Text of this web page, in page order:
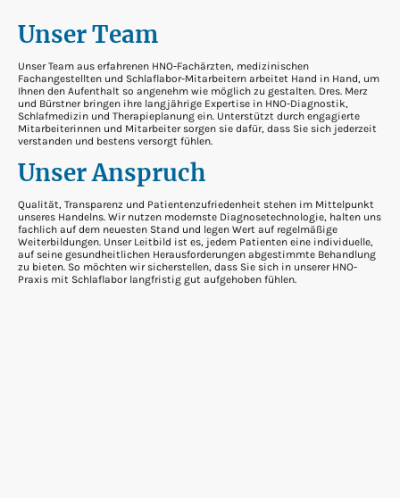
Unser Team
Unser Team aus erfahrenen HNO-Fachärzten, medizinischen
Fachangestellten und Schlaflabor-Mitarbeitern arbeitet Hand in Hand, um
Ihnen den Aufenthalt so angenehm wie möglich zu gestalten. Dres. Merz
und Bürstner bringen ihre langjährige Expertise in HNO-Diagnostik,
Schlafmedizin und Therapieplanung ein. Unterstützt durch engagierte
Mitarbeiterinnen und Mitarbeiter sorgen sie dafür, dass Sie sich jederzeit
verstanden und bestens versorgt fühlen.
Unser Anspruch
Qualität, Transparenz und Patientenzufriedenheit stehen im Mittelpunkt
unseres Handelns. Wir nutzen modernste Diagnosetechnologie, halten uns
fachlich auf dem neuesten Stand und legen Wert auf regelmäßige
Weiterbildungen. Unser Leitbild ist es, jedem Patienten eine individuelle,
auf seine gesundheitlichen Herausforderungen abgestimmte Behandlung
zu bieten. So möchten wir sicherstellen, dass Sie sich in unserer HNO-
Praxis mit Schlaflabor langfristig gut aufgehoben fühlen.